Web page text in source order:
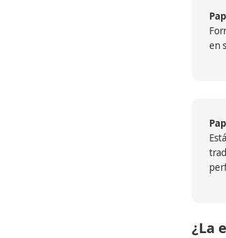
en
¿La